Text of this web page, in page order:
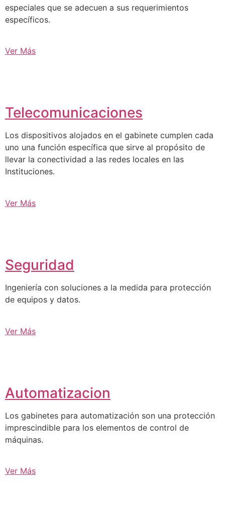
especiales que se adecuen a sus requerimientos
específicos.
Ver Más
Telecomunicaciones
Los dispositivos alojados en el gabinete cumplen cada
uno una función específica que sirve al propósito de
llevar la conectividad a las redes locales en las
Instituciones.
Ver Más
Seguridad
Ingeniería con soluciones a la medida para protección
de equipos y datos.
Ver Más
Automatizacion
Los gabinetes para automatización son una protección
imprescindible para los elementos de control de
máquinas.
Ver Más